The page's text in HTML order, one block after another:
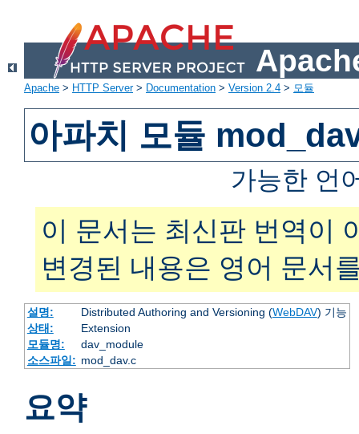
Apache > HTTP Server> Documentation > Version 2.4 > 모듈
아파치 모듈
가능한 언
이 문서는 최신판 번역이
변경된 내용은 영어 문서
설명: Distributed Authoring and Versioning (WebDAV) 기능
상태:
Extension
모듈명:
dav_module
소스파일: mod_dav.c
요약